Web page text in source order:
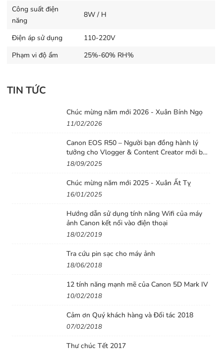
Công suất điện
năng
8W / H
Điện áp sử dụng
110-220V
Phạm vi độ ẩm
25%-60% RH%
TIN TỨC
Chúc mừng năm mới 2026 - Xuân Bính Ngọ
11/02/2026
Canon EOS R50 – Người bạn đồng hành lý
tưởng cho Vlogger & Content Creator mới bắt
đầu
18/09/2025
Chúc mừng năm mới 2025 - Xuân Ất Tỵ
16/01/2025
Hướng dẫn sử dụng tính năng Wifi của máy
ảnh Canon kết nối vào điện thoại
18/02/2019
Tra cứu pin sạc cho máy ảnh
18/06/2018
12 tính năng mạnh mẽ của Canon 5D Mark IV
10/02/2018
Cảm ơn Quý khách hàng và Đối tác 2018
07/02/2018
Thư chúc Tết 2017